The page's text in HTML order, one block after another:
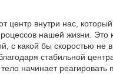
центр внутри нас,
нашей жизни. Это
с какой бы скоростью не
стабильной
начинает